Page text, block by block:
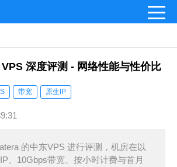
深度评测 - 网络性能与性价比
带宽 原生IP
的中东VPS 进行评测，机房在以
、10Gbps带宽、按小时计费与首月